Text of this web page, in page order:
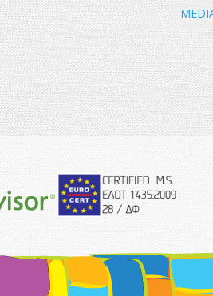
eurocert-
logo.png